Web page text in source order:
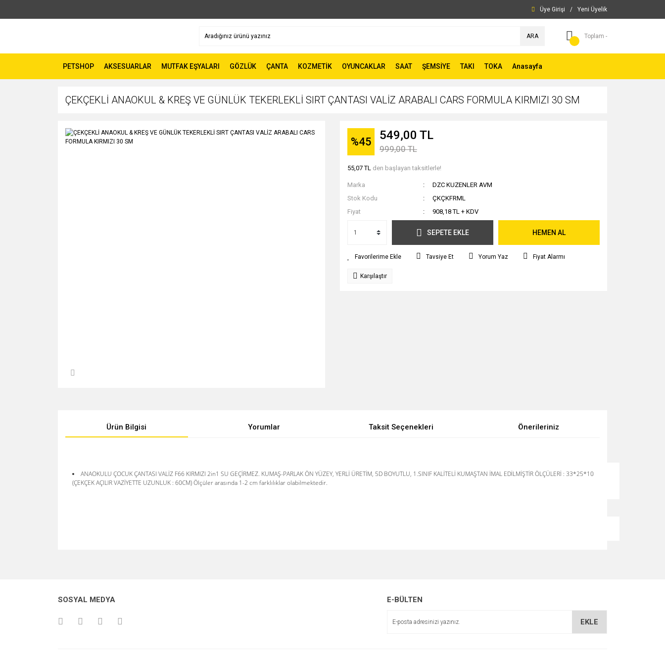
Üye Girişi / Yeni Üyelik
ARA Toplam -
PETSHOP AKSESUARLAR MUTFAK EŞYALARI GÖZLÜK ÇANTA KOZMETİK OYUNCAKLAR SAAT ŞEMSİYE TAKI TOKA Anasayfa
ÇEKÇEKLİ ANAOKUL & KREŞ VE GÜNLÜK TEKERLEKLİ SIRT ÇANTASI VALİZ ARABALI CARS FORMULA KIRMIZI 30 SM
%45 549,00 TL
999,00 TL
55,07 TL den başlayan taksitlerle!
Marka
DZC KUZENLER AVM
Stok Kodu
ÇKÇKFRML
Fiyat
908,18 TL + KDV
SEPETE EKLE HEMEN AL
Tavsiye Et Yorum Yaz Fiyat Alarmı
Karşılaştır
Ürün Bilgisi Yorumlar Taksit Seçenekleri Önerileriniz
ANAOKULU ÇOCUK ÇANTASI VALİZ F66 KIRMIZI 2in1 SU GEÇİRMEZ. KUMAŞ-PARLAK ÖN YÜZEY, YERLİ ÜRETİM, 5D BOYUTLU, 1.SINIF KALİTELİ KUMAŞTAN İMAL EDİLMİŞTİR ÖLÇÜLERİ : 33*25*10
(ÇEKÇEK AÇILIR VAZİYETTE UZUNLUK : 60CM) Ölçüler arasında 1-2 cm farklılıklar olabilmektedir.
Ürün açıklamasında eksik bilgiler bulunuyor.
SOSYAL MEDYA E-BÜLTEN
EKLE